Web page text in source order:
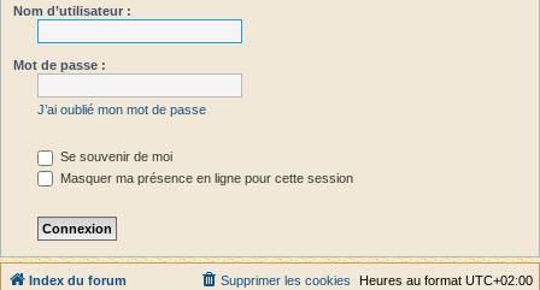
Nom d’utilisateur :
Mot de passe :
J’ai oublié mon mot de passe
Se souvenir de moi
Masquer ma présence en ligne pour cette session
Index du forum Heures au format UTC+02:00
Supprimer les cookies